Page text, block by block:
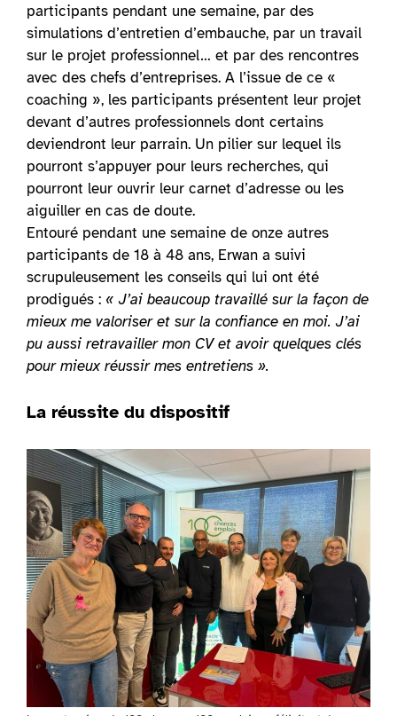
participants pendant une semaine, par des
simulations d’entretien d’embauche, par un travail
sur le projet professionnel… et par des rencontres
avec des chefs d’entreprises. A l’issue de ce «
coaching », les participants présentent leur projet
devant d’autres professionnels dont certains
deviendront leur parrain. Un pilier sur lequel ils
pourront s’appuyer pour leurs recherches, qui
pourront leur ouvrir leur carnet d’adresse ou les
aiguiller en cas de doute.
Entouré pendant une semaine de onze autres
participants de 18 à 48 ans, Erwan a suivi
scrupuleusement les conseils qui lui ont été
prodigués : « J’ai beaucoup travaillé sur la façon de
mieux me valoriser et sur la confiance en moi. J’ai
pu aussi retravailler mon CV et avoir quelques clés
pour mieux réussir mes entretiens ».
La réussite du dispositif